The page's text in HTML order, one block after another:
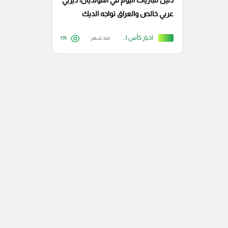
اخبار كأس العالم
عربي خالص والعراق تواجه الديك
منذ شهر 195